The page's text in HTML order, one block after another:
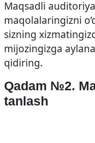
Maqsadli
maqolalaringizni
sizning
mijozingizga
qidiring.
Qadam №2.
tanlash